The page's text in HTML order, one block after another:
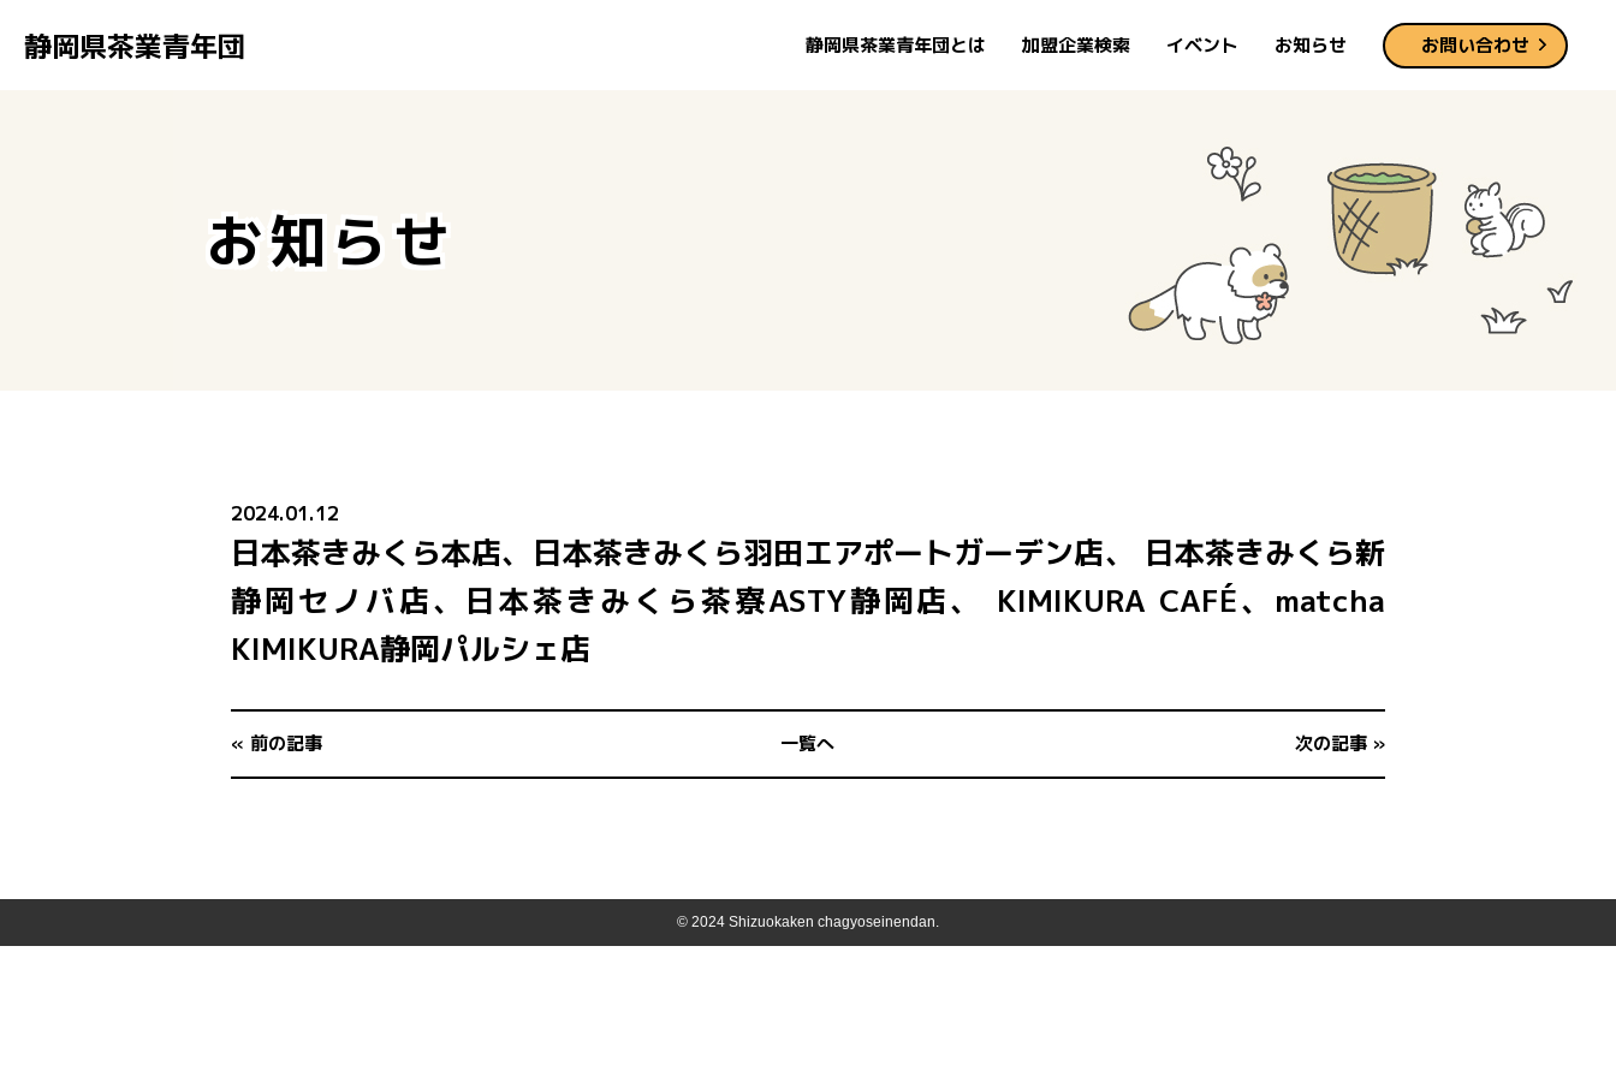
静岡県茶業青年団 静岡県茶業青年団とは 加盟企業検索 イベント お知らせ お問い合わせ
お知らせ
2024.01.12
日本茶きみくら本店、日本茶きみくら羽田エアポートガーデン店、 日本茶きみくら新
静岡セノバ店、日本茶きみくら茶寮ASTY静岡店、 KIMIKURA CAFÉ、matcha
KIMIKURA静岡パルシェ店
« 前の記事 一覧へ 次の記事 »
© 2024 Shizuokaken chagyoseinendan.